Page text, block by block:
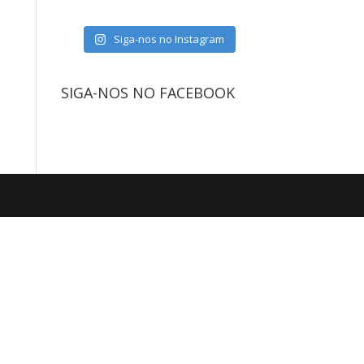
Siga-nos no Instagram
SIGA-NOS NO FACEBOOK